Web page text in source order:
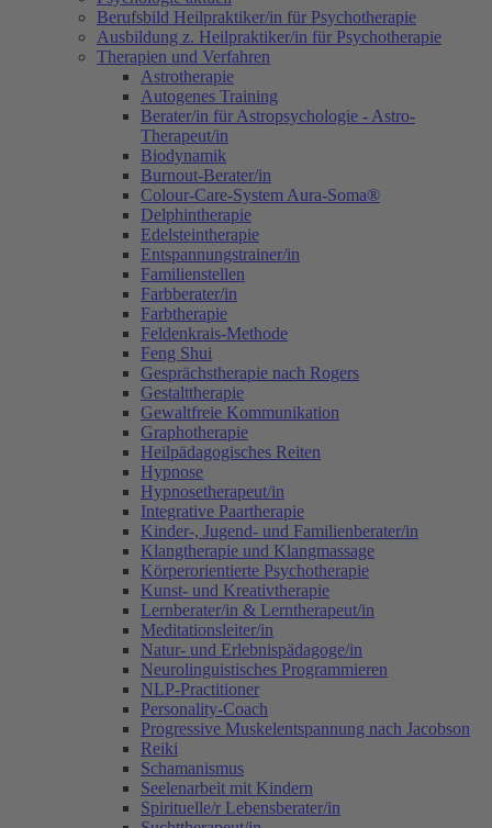
Berufsbild Heilpraktiker/in für Psychotherapie
Ausbildung z. Heilpraktiker/in für Psychotherapie
Therapien und Verfahren
Astrotherapie
Autogenes Training
Berater/in für Astropsychologie - Astro-
Therapeut/in
Biodynamik
Burnout-Berater/in
Colour-Care-System Aura-Soma®
Delphintherapie
Edelsteintherapie
Entspannungstrainer/in
Familienstellen
Farbberater/in
Farbtherapie
Feldenkrais-Methode
Feng Shui
Gesprächstherapie nach Rogers
Gestalttherapie
Gewaltfreie Kommunikation
Graphotherapie
Heilpädagogisches Reiten
Hypnose
Hypnosetherapeut/in
Integrative Paartherapie
Kinder-, Jugend- und Familienberater/in
Klangtherapie und Klangmassage
Körperorientierte Psychotherapie
Kunst- und Kreativtherapie
Lernberater/in & Lerntherapeut/in
Meditationsleiter/in
Natur- und Erlebnispädagoge/in
Neurolinguistisches Programmieren
NLP-Practitioner
Personality-Coach
Progressive Muskelentspannung nach Jacobson
Reiki
Schamanismus
Seelenarbeit mit Kindern
Spirituelle/r Lebensberater/in